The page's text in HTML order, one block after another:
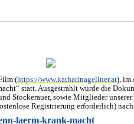
(https://www.katharinagellner.at), im
statt. Ausgestrahlt wurde die
Stockerauer, sowie Mitglieder
Registrierung erforderlich)
laerm-krank-macht